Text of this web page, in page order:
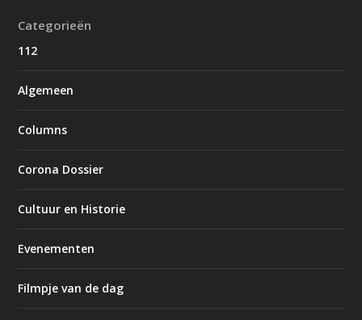
Categorieën
112
Algemeen
Columns
Corona Dossier
Cultuur en Historie
Evenementen
Filmpje van de dag